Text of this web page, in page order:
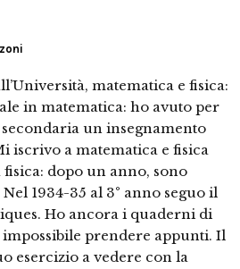
matematica e fisica:
in matematica: ho avuto per
un insegnamento
iscrivo a matematica e fisica
fisica: dopo un anno, sono
1934-35 al 3° anno seguo il
Ho ancora i quaderni di
impossibile prendere appunti. Il
esercizio a vedere con la